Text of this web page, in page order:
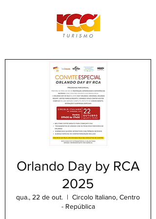
Orlando Day by RCA
2025
qua., 22 de out.
  |
Circolo Italiano, Centro
- República